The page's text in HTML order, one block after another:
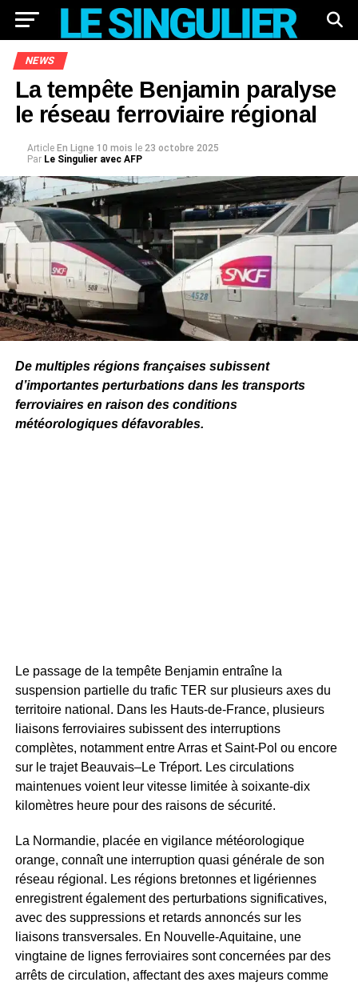
NEWS
La tempête Benjamin paralyse
le réseau ferroviaire régional
Article En Ligne 10 mois le 23 octobre 2025
Par Le Singulier avec AFP
De multiples régions françaises subissent
d’importantes perturbations dans les transports
ferroviaires en raison des conditions
météorologiques défavorables.
Le passage de la tempête Benjamin entraîne la
suspension partielle du trafic TER sur plusieurs axes du
territoire national. Dans les Hauts-de-France, plusieurs
liaisons ferroviaires subissent des interruptions
complètes, notamment entre Arras et Saint-Pol ou encore
sur le trajet Beauvais–Le Tréport. Les circulations
maintenues voient leur vitesse limitée à soixante-dix
kilomètres heure pour des raisons de sécurité.
La Normandie, placée en vigilance météorologique
orange, connaît une interruption quasi générale de son
réseau régional. Les régions bretonnes et ligériennes
enregistrent également des perturbations significatives,
avec des suppressions et retards annoncés sur les
liaisons transversales. En Nouvelle-Aquitaine, une
vingtaine de lignes ferroviaires sont concernées par des
arrêts de circulation, affectant des axes majeurs comme